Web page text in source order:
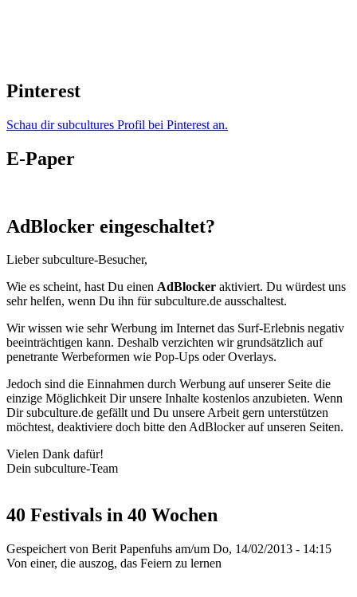
Pinterest
Schau dir subcultures Profil bei Pinterest an.
E-Paper
AdBlocker eingeschaltet?
Lieber subculture-Besucher,
Wie es scheint, hast Du einen AdBlocker aktiviert. Du würdest uns
sehr helfen, wenn Du ihn für subculture.de ausschaltest.
Wir wissen wie sehr Werbung im Internet das Surf-Erlebnis negativ
beeinträchtigen kann. Deshalb verzichten wir grundsätzlich auf
penetrante Werbeformen wie Pop-Ups oder Overlays.
Jedoch sind die Einnahmen durch Werbung auf unserer Seite die
einzige Möglichkeit Dir unsere Inhalte kostenlos anzubieten. Wenn
Dir subculture.de gefällt und Du unsere Arbeit gern unterstützen
möchtest, deaktiviere doch bitte den AdBlocker auf unseren Seiten.
Vielen Dank dafür!
Dein subculture-Team
40 Festivals in 40 Wochen
Gespeichert von Berit Papenfuhs am/um Do, 14/02/2013 - 14:15
Von einer, die auszog, das Feiern zu lernen